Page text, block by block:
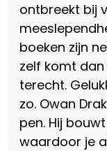
ontbreekt bij
boeken zijn
zelf komt
terecht.
zo. Owan
pen. Hij
waardoor je